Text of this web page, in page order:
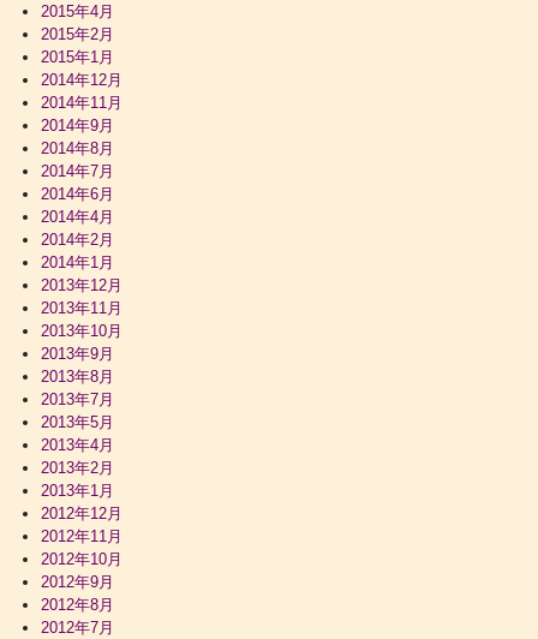
2015年4月
2015年2月
2015年1月
2014年12月
2014年11月
2014年9月
2014年8月
2014年7月
2014年6月
2014年4月
2014年2月
2014年1月
2013年12月
2013年11月
2013年10月
2013年9月
2013年8月
2013年7月
2013年5月
2013年4月
2013年2月
2013年1月
2012年12月
2012年11月
2012年10月
2012年9月
2012年8月
2012年7月